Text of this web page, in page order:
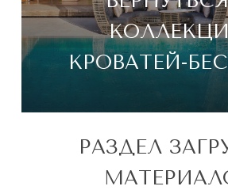
КРОВАТЕЙ-
РАЗДЕЛ